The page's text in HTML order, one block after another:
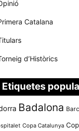
Catalana
d’Històrics
Etiquetes
Badalona
Copa Catalunya